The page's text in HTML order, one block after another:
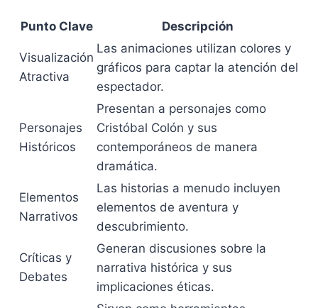
Punto Clave Descripción
Visualización
Atractiva
Las animaciones utilizan colores y
gráficos para captar la atención del
espectador.
Personajes
Históricos
Presentan a personajes como
Cristóbal Colón y sus
contemporáneos de manera
dramática.
Elementos
Narrativos
Las historias a menudo incluyen
elementos de aventura y
descubrimiento.
Críticas y
Debates
Generan discusiones sobre la
narrativa histórica y sus
implicaciones éticas.